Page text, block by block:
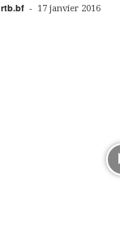
rtb.bf - 17 janvier 2016